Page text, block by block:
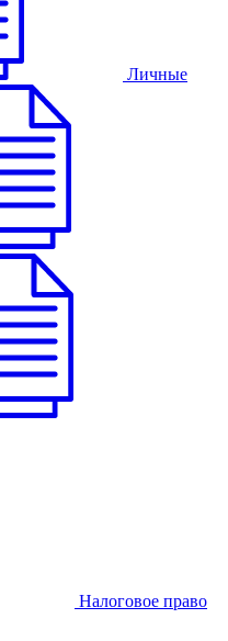
Личные
Налоговое право